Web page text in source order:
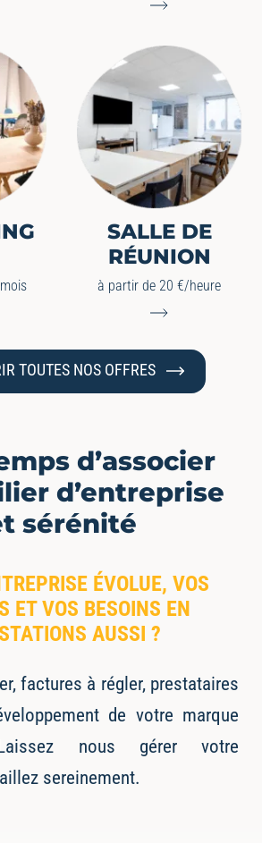
SALLE DE
RÉUNION
à partir de 20 €/heure
TOUTES NOS OFFRES
d’associer
d’entreprise
sérénité
ÉVOLUE, VOS
ET VOS BESOINS EN
AUSSI ?
factures à régler, prestataires
de votre marque
nous gérer votre
sereinement.